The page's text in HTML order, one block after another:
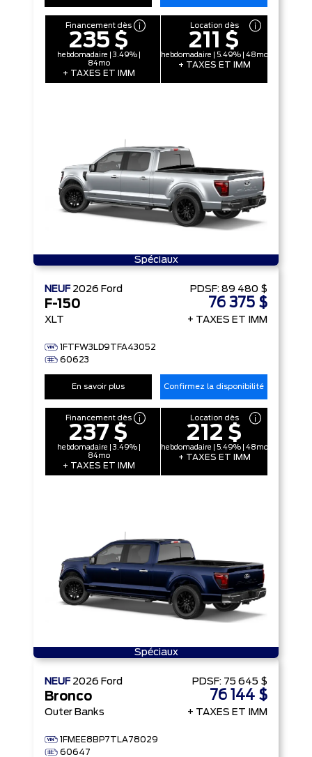
Financement dès
235 $
hebdomadaire | 3.49% |
84mo
+ TAXES ET IMM
Location dès
211 $
hebdomadaire | 5.49% | 48mo
+ TAXES ET IMM
Spéciaux
NEUF 2026 Ford
F-150
XLT
1FTFW3LD9TFA43052
60623
PDSF: 89 480 $
76 375 $
+ TAXES ET IMM
En savoir plus Confirmez la disponibilité
Financement dès
237 $
hebdomadaire | 3.49% |
84mo
+ TAXES ET IMM
Location dès
212 $
hebdomadaire | 5.49% | 48mo
+ TAXES ET IMM
Spéciaux
NEUF 2026 Ford
Bronco
Outer Banks
1FMEE8BP7TLA78029
60647
PDSF: 75 645 $
76 144 $
+ TAXES ET IMM